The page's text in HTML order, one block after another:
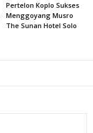
Pertelon Koplo Sukses
Menggoyang Musro
The Sunan Hotel Solo